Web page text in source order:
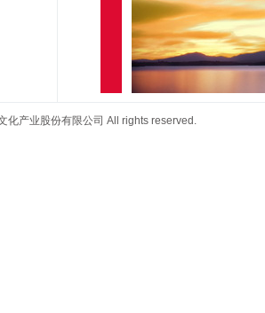
化产业股份有限公司 All rights reserved.